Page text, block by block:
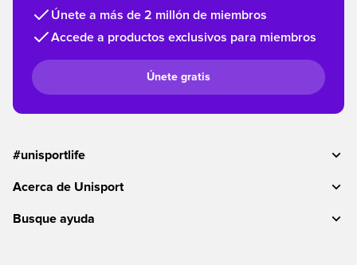
Únete a más de 2 millón de miembros
Accede a productos exclusivos para miembros
Únete gratis
#unisportlife
Acerca de Unisport
Busque ayuda